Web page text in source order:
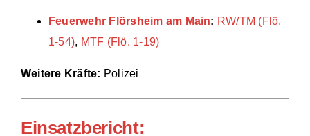
Feuerwehr Flörsheim am Main: RW/TM (Flö.
1-54), MTF (Flö. 1-19)
Weitere Kräfte: Polizei
Einsatzbericht: